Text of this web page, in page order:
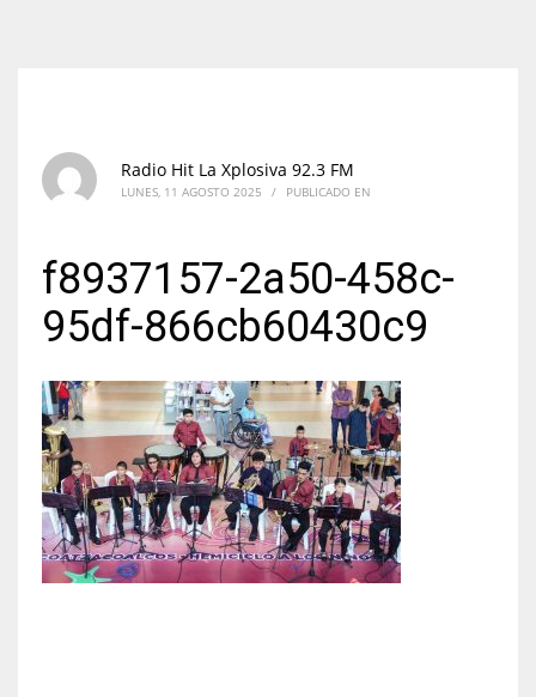
Radio Hit La Xplosiva 92.3 FM
LUNES, 11 AGOSTO 2025 / PUBLICADO EN
f8937157-2a50-458c-
95df-866cb60430c9